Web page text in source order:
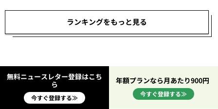
ランキングをもっと見る
無料ニュースレター登録はこち
ら
今すぐ登録する≫
年額プランなら月あたり900円
今すぐ登録する≫